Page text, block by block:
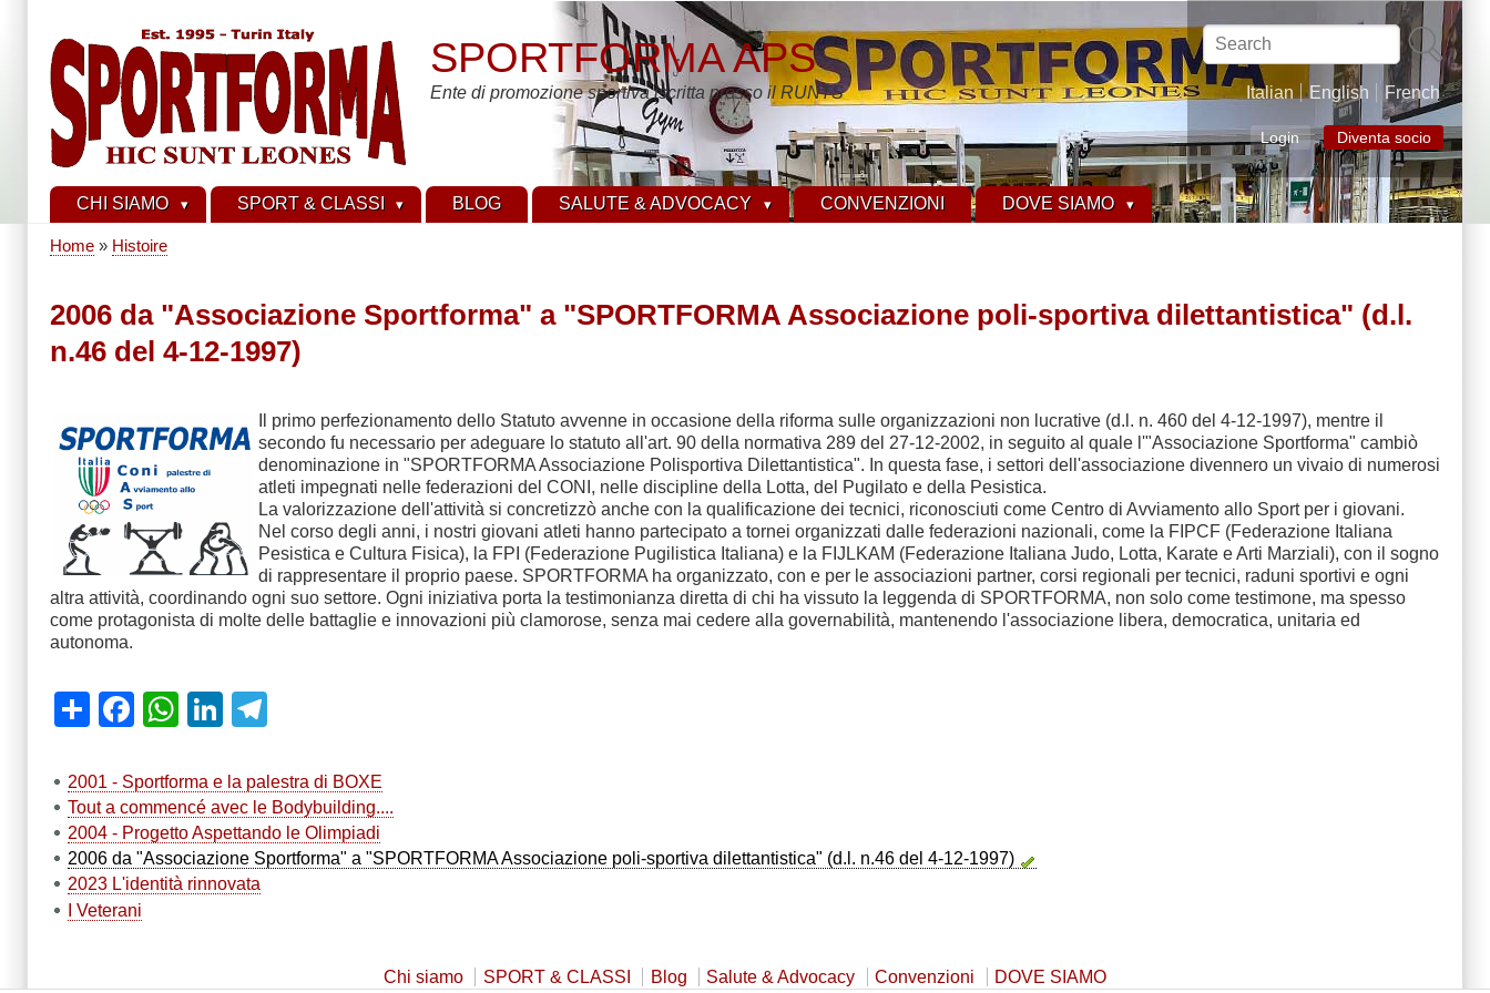
content
Search
Italian English French
Login Diventa socio
SPORTFORMA APS
Ente di promozione sportiva iscritta presso il RUNTS
CHI SIAMO SPORT & CLASSI BLOG SALUTE & ADVOCACY CONVENZIONI DOVE SIAMO
Home Histoire
2006 da "Associazione Sportforma" a "SPORTFORMA Associazione poli-sportiva dilettantistica" (d.l.
n.46 del 4-12-1997)
Il primo perfezionamento dello Statuto avvenne in occasione della riforma sulle organizzazioni non lucrative (d.l. n. 460 del 4-12-1997), mentre il
secondo fu necessario per adeguare lo statuto all'art. 90 della normativa 289 del 27-12-2002, in seguito al quale l'"Associazione Sportforma" cambiò
denominazione in "SPORTFORMA Associazione Polisportiva Dilettantistica". In questa fase, i settori dell'associazione divennero un vivaio di numerosi
atleti impegnati nelle federazioni del CONI, nelle discipline della Lotta, del Pugilato e della Pesistica.
La valorizzazione dell'attività si concretizzò anche con la qualificazione dei tecnici, riconosciuti come Centro di Avviamento allo Sport per i giovani.
Nel corso degli anni, i nostri giovani atleti hanno partecipato a tornei organizzati dalle federazioni nazionali, come la FIPCF (Federazione Italiana
Pesistica e Cultura Fisica), la FPI (Federazione Pugilistica Italiana) e la FIJLKAM (Federazione Italiana Judo, Lotta, Karate e Arti Marziali), con il sogno
di rappresentare il proprio paese. SPORTFORMA ha organizzato, con e per le associazioni partner, corsi regionali per tecnici, raduni sportivi e ogni
altra attività, coordinando ogni suo settore. Ogni iniziativa porta la testimonianza diretta di chi ha vissuto la leggenda di SPORTFORMA, non solo come testimone, ma spesso
come protagonista di molte delle battaglie e innovazioni più clamorose, senza mai cedere alla governabilità, mantenendo l'associazione libera, democratica, unitaria ed
autonoma.
ShareFacebook
WhatsApp
LinkedIn
2001 - Sportforma e la palestra di BOXE
Tout a commencé avec le Bodybuilding....
2004 - Progetto Aspettando le Olimpiadi
2006 da "Associazione Sportforma" a "SPORTFORMA Associazione poli-sportiva dilettantistica" (d.l. n.46 del 4-12-1997)
2023 L'identità rinnovata
I Veterani
Chi siamo SPORT & CLASSI Blog Salute & Advocacy Convenzioni DOVE SIAMO